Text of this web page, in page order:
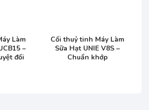
Làm
–
đối
Cối thuỷ tinh Máy Làm
Sữa Hạt UNIE V8S –
Chuẩn khớp